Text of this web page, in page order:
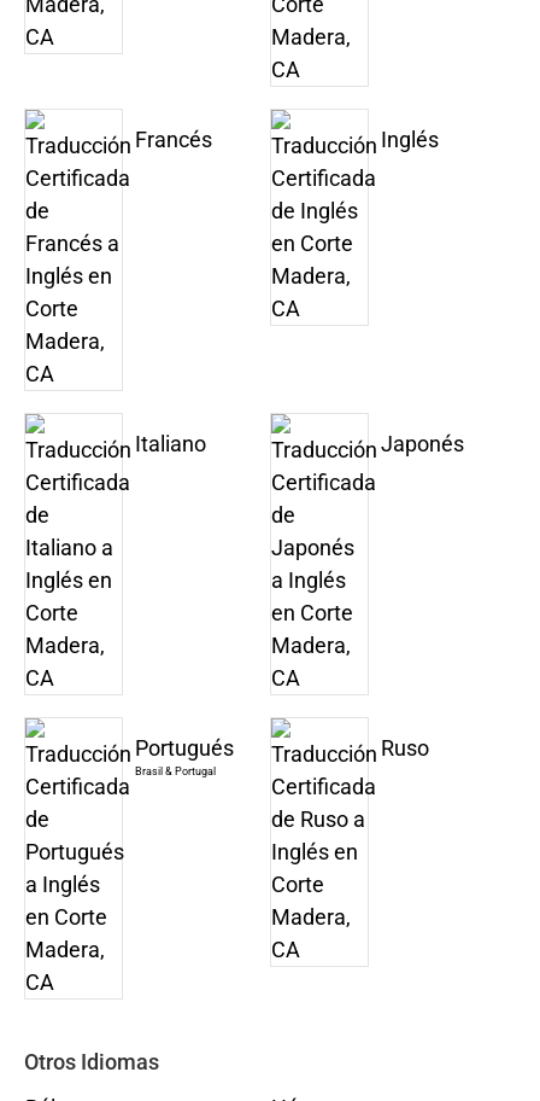
Francés Inglés
Italiano Japonés
Portugués
Brasil & Portugal
Ruso
Otros Idiomas